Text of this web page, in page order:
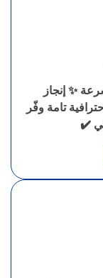
✨ إنجاز
تامة وفّر
✔️